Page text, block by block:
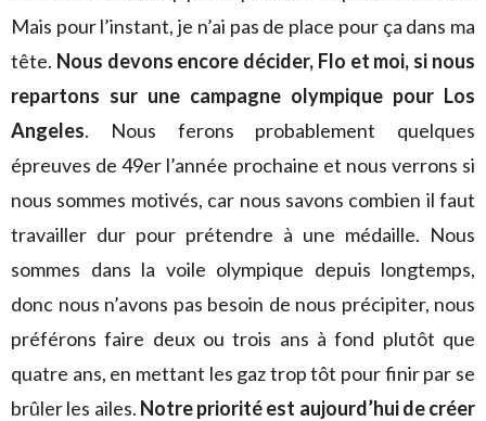
Mais pour l’instant, je n’ai pas de place pour ça dans ma
tête. Nous devons encore décider, Flo et moi, si nous
repartons sur une campagne olympique pour Los
Angeles. Nous ferons probablement quelques
épreuves de 49er l’année prochaine et nous verrons si
nous sommes motivés, car nous savons combien il faut
travailler dur pour prétendre à une médaille. Nous
sommes dans la voile olympique depuis longtemps,
donc nous n’avons pas besoin de nous précipiter, nous
préférons faire deux ou trois ans à fond plutôt que
quatre ans, en mettant les gaz trop tôt pour finir par se
brûler les ailes. Notre priorité est aujourd’hui de créer